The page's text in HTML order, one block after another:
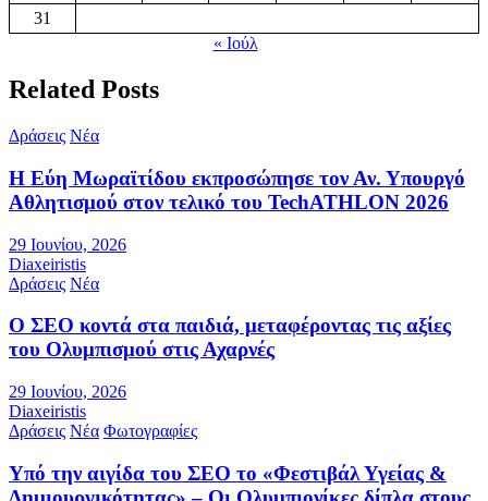
31
« Ιούλ
Related Posts
Δράσεις Νέα
Η Εύη Μωραϊτίδου εκπροσώπησε τον Αν. Υπουργό
Αθλητισμού στον τελικό του TechATHLON 2026
29 Ιουνίου, 2026
Diaxeiristis
Δράσεις Νέα
Ο ΣEO κοντά στα παιδιά, μεταφέροντας τις αξίες
του Ολυμπισμού στις Αχαρνές
29 Ιουνίου, 2026
Diaxeiristis
Δράσεις Νέα Φωτογραφίες
Υπό την αιγίδα του ΣΕΟ το «Φεστιβάλ Υγείας &